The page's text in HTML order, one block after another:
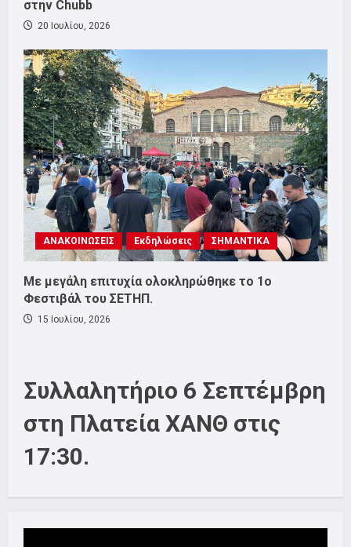
στην Chubb
20 Ιουλίου, 2026
ΑΝΑΚΟΙΝΩΣΕΙΣ Εκδηλώσεις ΣΗΜΑΝΤΙΚΑ
Με μεγάλη επιτυχία ολοκληρώθηκε το 1ο
Φεστιβάλ του ΣΕΤΗΠ.
15 Ιουλίου, 2026
Συλλαλητήριο 6 Σεπτέμβρη
στη Πλατεία ΧΑΝΘ στις
17:30.